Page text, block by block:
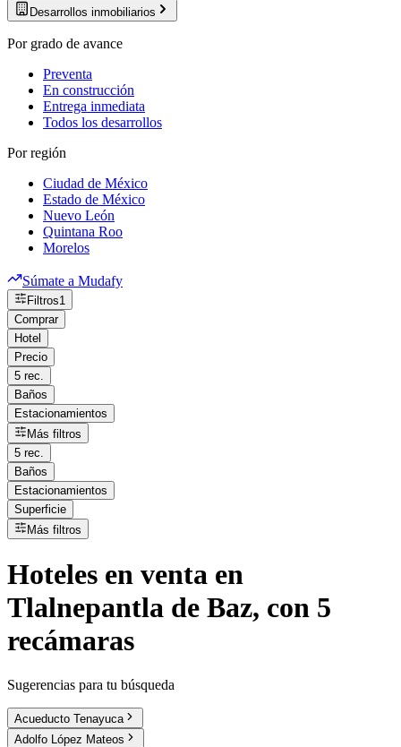
Desarrollos inmobiliarios
Por grado de avance
Preventa
En construcción
Entrega inmediata
Todos los desarrollos
Por región
Ciudad de México
Estado de México
Nuevo León
Quintana Roo
Morelos
Súmate a Mudafy
Filtros1
Comprar
Hotel
Precio
5 rec.
Baños
Estacionamientos
Más filtros
5 rec.
Baños
Estacionamientos
Superficie
Más filtros
Hoteles en venta en
Tlalnepantla de Baz, con 5
recámaras
Sugerencias para tu búsqueda
Acueducto Tenayuca
Adolfo López Mateos